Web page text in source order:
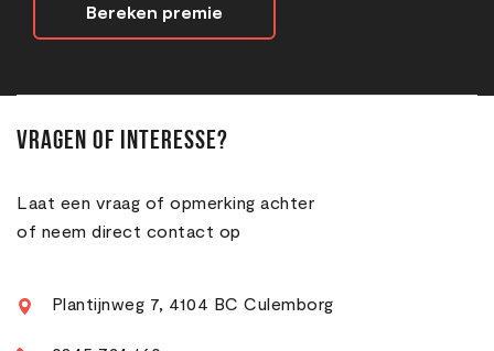
Bereken premie
Vragen of interesse?
Laat een vraag of opmerking achter
of neem direct contact op
Plantijnweg 7, 4104 BC Culemborg